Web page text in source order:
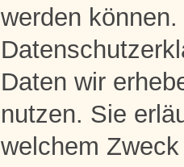
werden
Daten wir
nutzen. Sie
welchem